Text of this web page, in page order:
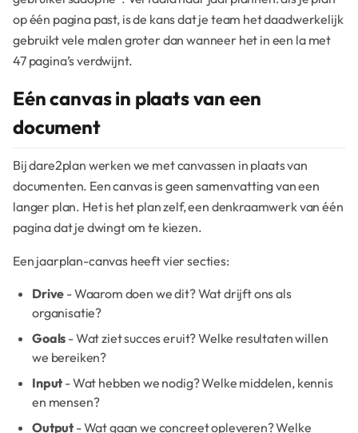
op één pagina past, is de kans dat je team het daadwerkelijk
gebruikt vele malen groter dan wanneer het in een la met
47 pagina’s verdwijnt.
Eén canvas in plaats van een
document
Bij dare2plan werken we met canvassen in plaats van
documenten. Een canvas is geen samenvatting van een
langer plan. Het is het plan zelf, een denkraamwerk van één
pagina dat je dwingt om te kiezen.
Een jaarplan-canvas heeft vier secties:
Drive - Waarom doen we dit? Wat drijft ons als
organisatie?
Goals - Wat ziet succes eruit? Welke resultaten willen
we bereiken?
Input- Wat hebben we nodig? Welke middelen, kennis
en mensen?
Output- Wat gaan we concreet opleveren? Welke